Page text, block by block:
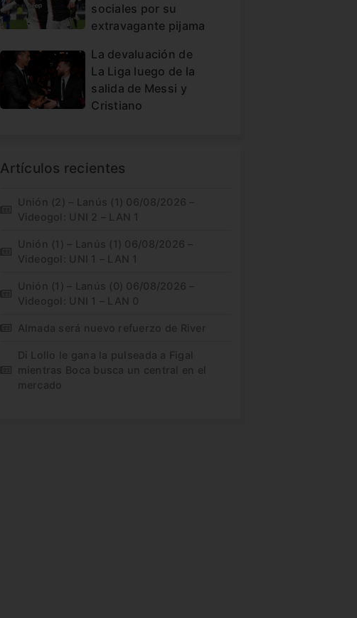
sociales por su
extravagante pijama
La devaluación de
La Liga luego de la
salida de Messi y
Cristiano
Artículos recientes
Unión (2) – Lanús (1) 06/08/2026 –
Videogol: UNI 2 – LAN 1
Unión (1) – Lanús (1) 06/08/2026 –
Videogol: UNI 1 – LAN 1
Unión (1) – Lanús (0) 06/08/2026 –
Videogol: UNI 1 – LAN 0
Almada será nuevo refuerzo de River
Di Lollo le gana la pulseada a Figal
mientras Boca busca un central en el
mercado